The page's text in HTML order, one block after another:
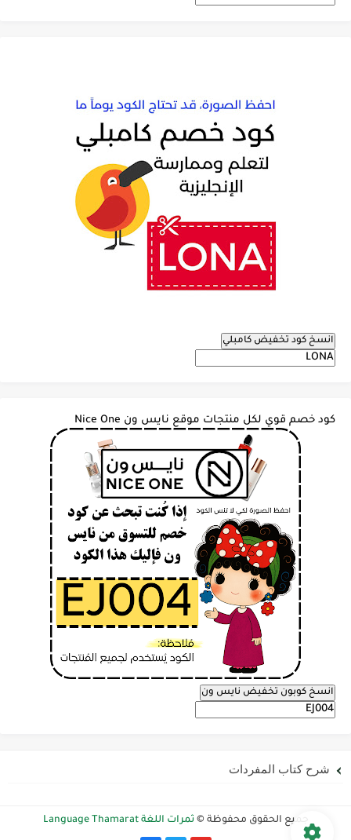
انسخ كود تخفيض كامبلي
كود خصم قوي لكل منتجات موقع نايس ون Nice One
انسخ كوبون تخفيض نايس ون
شرح كتاب المفردات
جميع الحقوق محفوظة © ثمرات اللغة Language Thamarat